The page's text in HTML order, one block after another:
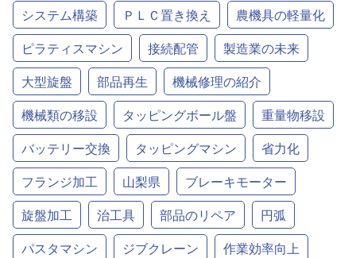
システム構築
ＰＬＣ置き換え
農機具の軽量化
ピラティスマシン
接続配管
製造業の未来
大型旋盤
部品再生
機械修理の紹介
機械類の移設
タッピングボール盤
重量物移設
バッテリー交換
タッピングマシン
省力化
フランジ加工
山梨県
ブレーキモーター
旋盤加工
治工具 部品のリペア
円弧
パスタマシン
ジブクレーン
作業効率向上